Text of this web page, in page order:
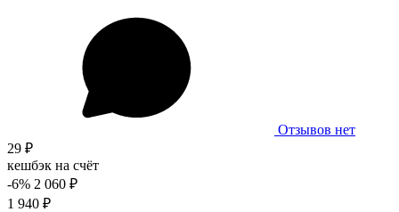
Отзывов нет
29 ₽
кешбэк на счёт
-6% 2 060 ₽
1 940 ₽